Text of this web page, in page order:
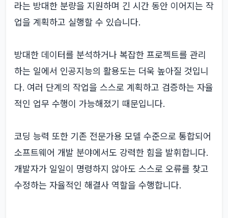
라는 방대한 분량을 지원하며 긴 시간 동안 이어지는 작
업을 계획하고 실행할 수 있습니다.
방대한 데이터를 분석하거나 복잡한 프로젝트를 관리
하는 일에서 인공지능의 활용도는 더욱 높아질 것입니
다. 여러 단계의 작업을 스스로 계획하고 검증하는 자율
적인 업무 수행이 가능해졌기 때문입니다.
코딩 능력 또한 기존 전문가용 모델 수준으로 통합되어
소프트웨어 개발 분야에서도 강력한 힘을 발휘합니다.
개발자가 일일이 명령하지 않아도 스스로 오류를 찾고
수정하는 자율적인 해결사 역할을 수행합니다.